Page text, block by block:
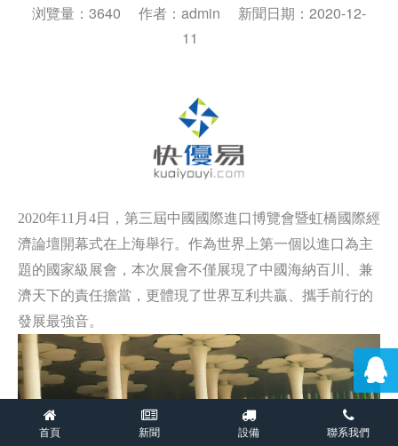
浏覽量：3640 作者：admin
新聞日期：2020-12-
11
2020年11月4日，第三屆中國國際進口博覽會暨虹橋國際經
濟論壇開幕式在上海舉行。作為世界上第一個以進口為主
題的國家級展會，本次展會不僅展現了中國海納百川、兼
濟天下的責任擔當，更體現了世界互利共贏、攜手前行的
發展最強音。
首頁 新聞 設備 聯系我們